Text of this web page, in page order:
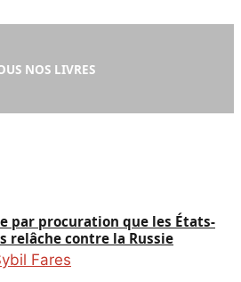
NOS LIVRES
par procuration que les États-
relâche contre la Russie
Fares